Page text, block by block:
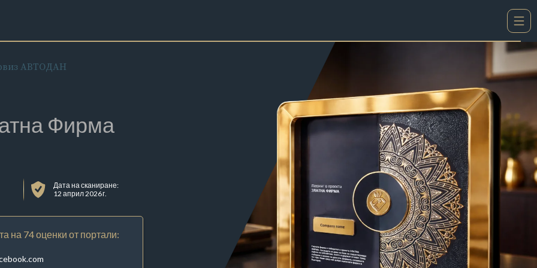
АВТОДАН
Фирма
Дата на сканиране:
12 април 2026 г.
на 74 оценки от портали: